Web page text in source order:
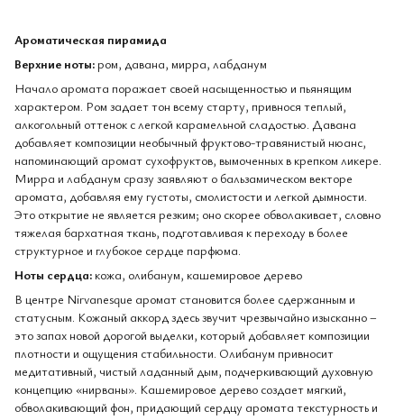
Ароматическая пирамида
Верхние ноты: ром, давана, мирра, лабданум
Начало аромата поражает своей насыщенностью и пьянящим
характером. Ром задает тон всему старту, привнося теплый,
алкогольный оттенок с легкой карамельной сладостью. Давана
добавляет композиции необычный фруктово-травянистый нюанс,
напоминающий аромат сухофруктов, вымоченных в крепком ликере.
Мирра и лабданум сразу заявляют о бальзамическом векторе
аромата, добавляя ему густоты, смолистости и легкой дымности.
Это открытие не является резким; оно скорее обволакивает, словно
тяжелая бархатная ткань, подготавливая к переходу в более
структурное и глубокое сердце парфюма.
Ноты сердца: кожа, олибанум, кашемировое дерево
В центре Nirvanesque аромат становится более сдержанным и
статусным. Кожаный аккорд здесь звучит чрезвычайно изысканно –
это запах новой дорогой выделки, который добавляет композиции
плотности и ощущения стабильности. Олибанум привносит
медитативный, чистый ладанный дым, подчеркивающий духовную
концепцию «нирваны». Кашемировое дерево создает мягкий,
обволакивающий фон, придающий сердцу аромата текстурность и